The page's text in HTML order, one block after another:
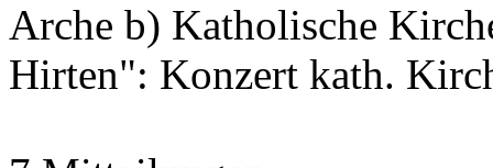
Arche b) Katholische
Hirten": Konzert kath.